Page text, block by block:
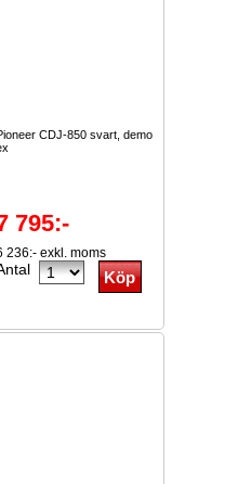
CDJ-850 svart, demo
795:-
236:- exkl. moms